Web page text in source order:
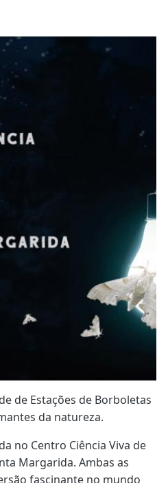
de Estações de Borboletas
da natureza.
no Centro Ciência Viva de
Margarida. Ambas as
fascinante no mundo